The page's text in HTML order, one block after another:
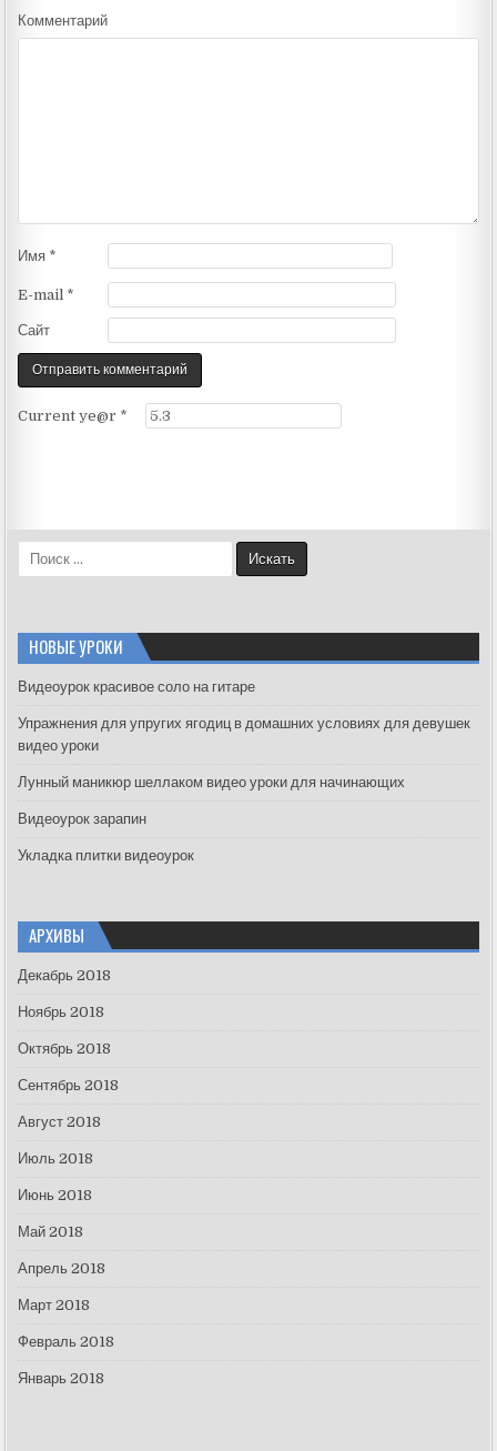
Комментарий
Имя *
E-mail *
Сайт
Current ye@r *
e
h
f
r
:
НОВЫЕ УРОКИ
Видеоурок красивое соло на гитаре
Упражнения для упругих ягодиц в домашних условиях для девушек
видео уроки
Лунный маникюр шеллаком видео уроки для начинающих
Видеоурок зарапин
Укладка плитки видеоурок
АРХИВЫ
Декабрь 2018
Ноябрь 2018
Октябрь 2018
Сентябрь 2018
Август 2018
Июль 2018
Июнь 2018
Май 2018
Апрель 2018
Март 2018
Февраль 2018
Январь 2018